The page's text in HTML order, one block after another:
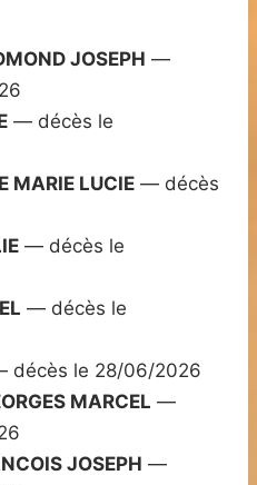
JOSEPH —
— décès le
MARIE LUCIE — décès
— décès le
— décès le
décès le 28/06/2026
MARCEL —
JOSEPH —